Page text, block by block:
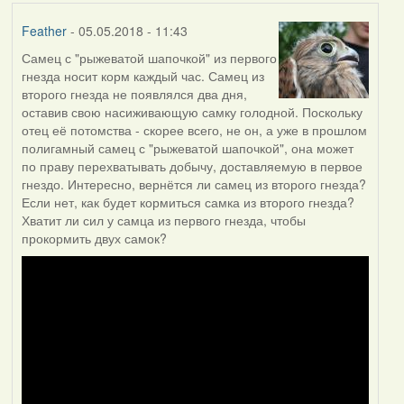
Feather- 05.05.2018 - 11:43
Самец с "рыжеватой шапочкой" из первого
гнезда носит корм каждый час. Самец из
второго гнезда не появлялся два дня,
оставив свою насиживающую самку голодной. Поскольку
отец её потомства - скорее всего, не он, а уже в прошлом
полигамный самец с "рыжеватой шапочкой", она может
по праву перехватывать добычу, доставляемую в первое
гнездо. Интересно, вернётся ли самец из второго гнезда?
Если нет, как будет кормиться самка из второго гнезда?
Хватит ли сил у самца из первого гнезда, чтобы
прокормить двух самок?